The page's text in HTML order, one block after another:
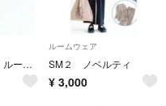
SM2 ノベルティ ルームウェア上下セット マルシェバッグ付き ネイビー
ルームウェア
SM２ ノベルティ
¥ 3,000